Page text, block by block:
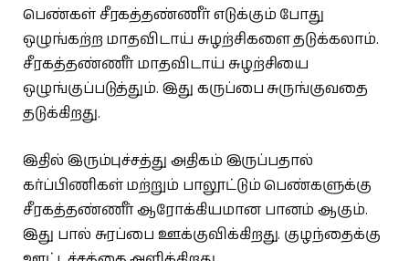
பெண்கள் சீரகத்தண்ணீர் எடுக்கும் போது
ஒழுங்கற்ற மாதவிடாய் சுழற்சிகளை தடுக்கலாம்.
சீரகத்தண்ணீர் மாதவிடாய் சுழற்சியை
ஒழுங்குப்படுத்தும். இது கருப்பை சுருங்குவதை
தடுக்கிறது.
இதில் இரும்புச்சத்து அதிகம் இருப்பதால்
கர்ப்பிணிகள் மற்றும் பாலூட்டும் பெண்களுக்கு
சீரகத்தண்ணீர் ஆரோக்கியமான பானம் ஆகும்.
இது பால் சுரப்பை ஊக்குவிக்கிறது. குழந்தைக்கு